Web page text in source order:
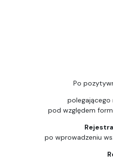
Po
pod względem
po wprowadzeniu